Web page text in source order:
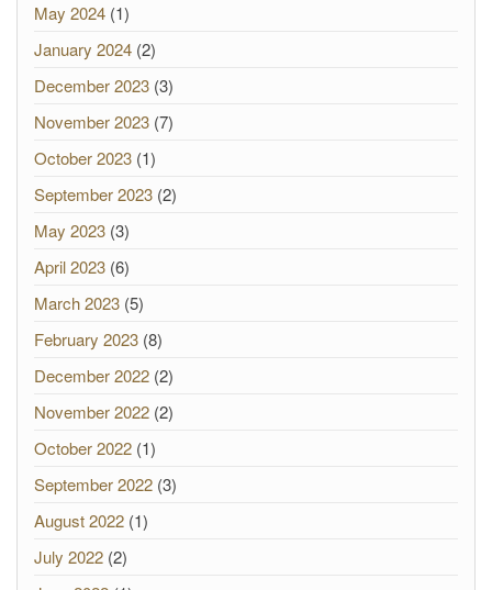
May 2024 (1)
January 2024 (2)
December 2023 (3)
November 2023 (7)
October 2023 (1)
September 2023 (2)
May 2023 (3)
April 2023 (6)
March 2023 (5)
February 2023 (8)
December 2022 (2)
November 2022 (2)
October 2022 (1)
September 2022 (3)
August 2022 (1)
July 2022 (2)